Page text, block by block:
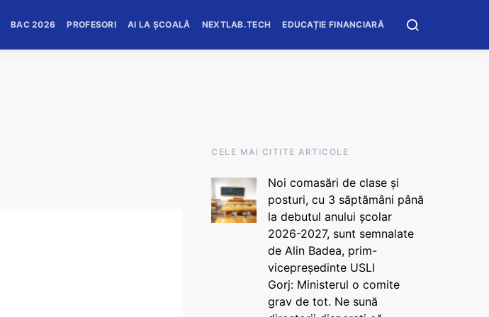
BAC 2026 PROFESORI AI LA ȘCOALĂ NEXTLAB.TECH EDUCAȚIE FINANCIARĂ
CELE MAI CITITE ARTICOLE
Noi comasări de clase și
posturi, cu 3 săptămâni până
la debutul anului școlar
2026-2027, sunt semnalate
de Alin Badea, prim-
vicepreședinte USLI
Gorj: Ministerul o comite
grav de tot. Ne sună